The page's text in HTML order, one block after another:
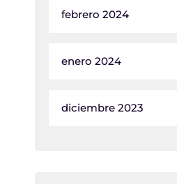
febrero 2024
enero 2024
diciembre 2023